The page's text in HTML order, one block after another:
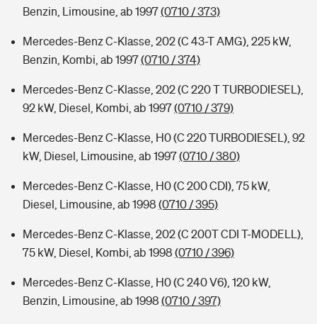
Benzin, Limousine, ab 1997(0710 / 373)
Mercedes-Benz C-Klasse, 202 (C 43-T AMG), 225 kW,
Benzin, Kombi, ab 1997(0710 / 374)
Mercedes-Benz C-Klasse, 202 (C 220 T TURBODIESEL),
92 kW, Diesel, Kombi, ab 1997(0710 / 379)
Mercedes-Benz C-Klasse, H0 (C 220 TURBODIESEL), 92
kW, Diesel, Limousine, ab 1997(0710 / 380)
Mercedes-Benz C-Klasse, H0 (C 200 CDI), 75 kW,
Diesel, Limousine, ab 1998 (0710 / 395)
Mercedes-Benz C-Klasse, 202 (C 200T CDI T-MODELL),
75 kW, Diesel, Kombi, ab 1998 (0710 / 396)
Mercedes-Benz C-Klasse, H0 (C 240 V6), 120 kW,
Benzin, Limousine, ab 1998 (0710 / 397)